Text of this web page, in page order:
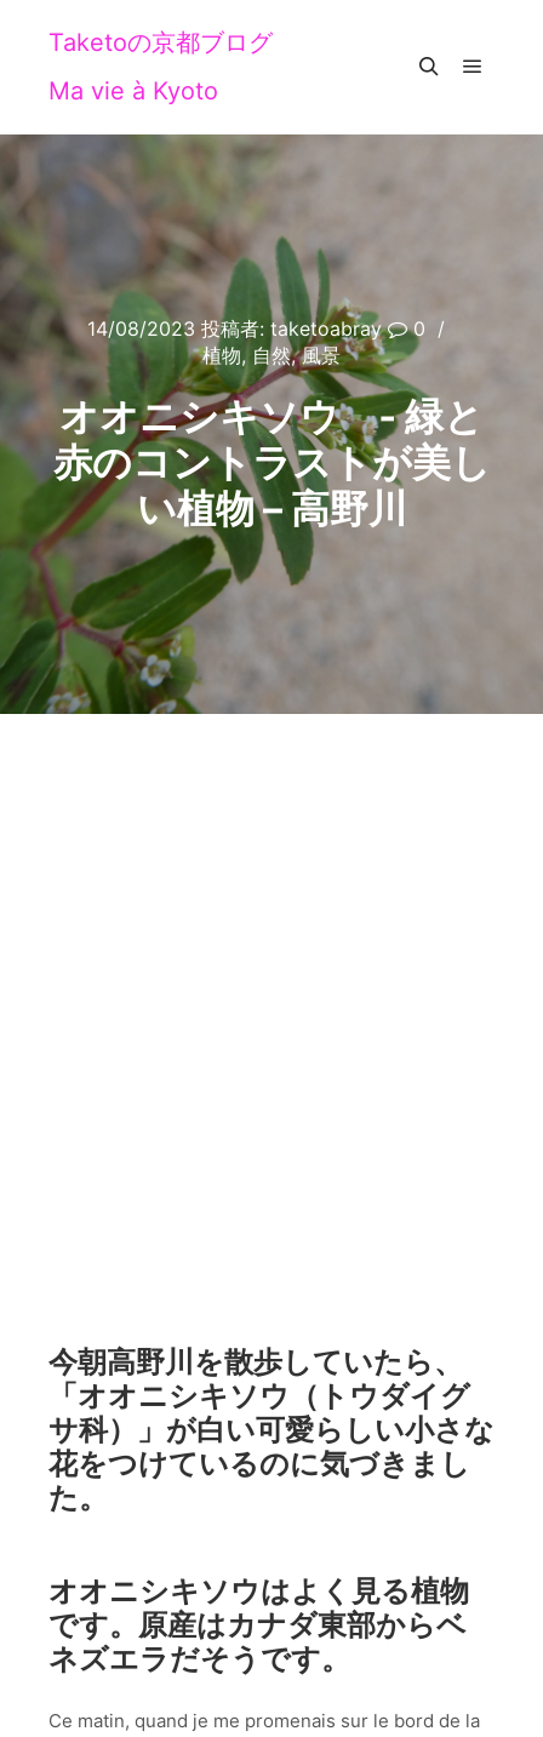
Taketoの京都ブログ
Ma vie à Kyoto
14/08/2023 投稿者: taketoabray
0
植物, 自然,風景
オオニシキソウ ‐ 緑と
赤のコントラストが美し
い植物 – 高野川
今朝高野川を散歩していたら、
「オオニシキソウ（トウダイグ
サ科）」が白い可愛らしい小さな
花をつけているのに気づきまし
た。
オオニシキソウはよく見る植物
です。原産はカナダ東部からベ
ネズエラだそうです。
Ce matin, quand je me promenais sur le bord de la